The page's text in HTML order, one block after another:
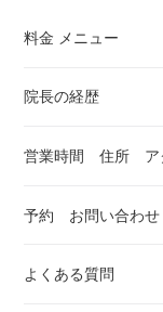
料金 メニュー
院長の経歴
営業時間 住所 ア
予約 お問い合わせ
よくある質問